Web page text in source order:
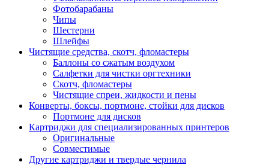
Лента монтажная
Основание монтажное для
стяжек и элементов
Растворитель
Саморез
Саморез по дереву
Скоба такелажная, шакл
Стержень резьбовой
Хомут резьбовой u-образной
Фотобарабаны
Чипы
Шестерни
Шлейфы
Чистящие средства, скотч, фломастеры
Баллоны со сжатым воздухом
Салфетки для чистки оргтехники
Скотч, фломастеры
Чистящие спреи, жидкости и пены
Конверты, боксы, портмоне, стойки для дисков
Портмоне для дисков
Картриджи для специализированных принтеров
Оригинальные
Совместимые
Другие картриджи и твердые чернила